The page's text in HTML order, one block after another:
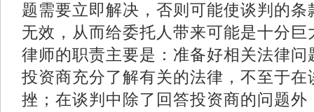
题需要立即解决，否则可能使谈判的
无效，从而给委托人带来可能是十分
律师的职责主要是：准备好相关法律
投资商充分了解有关的法律，不至于
挫；在谈判中除了回答投资商的问题